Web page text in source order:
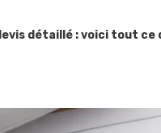
détaillé : voici tout